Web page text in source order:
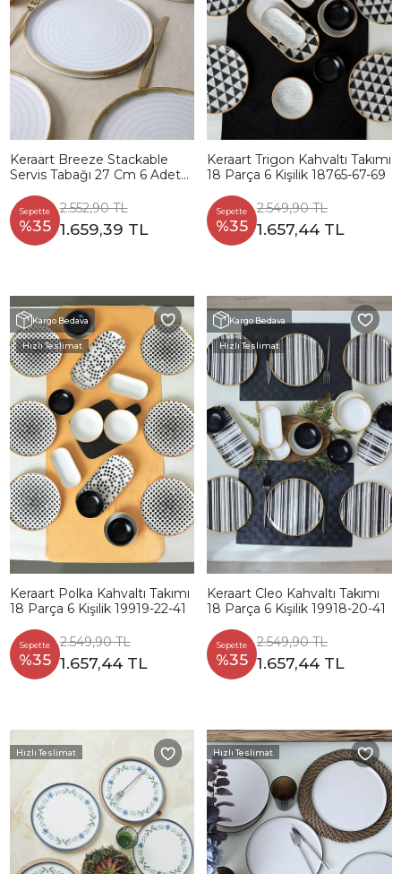
Keraart Breeze Stackable
Servis Tabağı 27 Cm 6 Adet
Sepette
%35
2.552,90 TL
1.659,39 TL
Keraart Trigon Kahvaltı Takımı
18 Parça 6 Kişilik 18765-67-69
Sepette
%35
2.549,90 TL
1.657,44 TL
Kargo Bedava
Hızlı Teslimat
Keraart Polka Kahvaltı Takımı
18 Parça 6 Kişilik 19919-22-41
Sepette
%35
2.549,90 TL
1.657,44 TL
Kargo Bedava
Hızlı Teslimat
Keraart Cleo Kahvaltı Takımı
18 Parça 6 Kişilik 19918-20-41
Sepette
%35
2.549,90 TL
1.657,44 TL
Hızlı Teslimat Hızlı Teslimat